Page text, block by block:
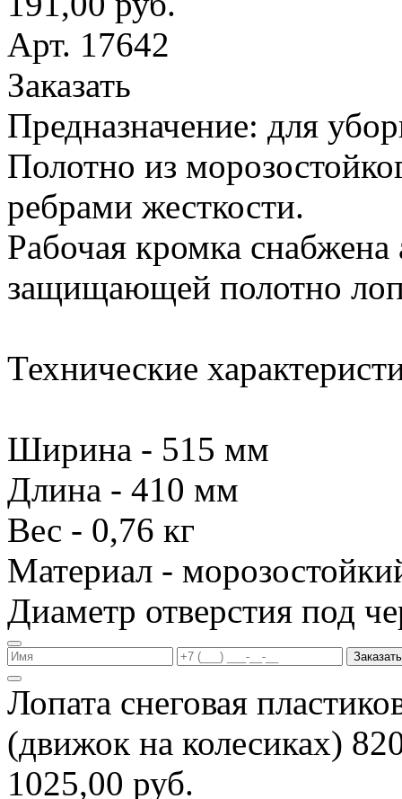
Арт. 17642
Заказать
Предназначение: для
Полотно из
ребрами жесткости.
Рабочая кромка
защищающей полотно
Технические
Ширина - 515 мм
Длина - 410 мм
Вес - 0,76 кг
Материал -
Диаметр отверстия под
Заказать
Лопата снеговая
(движок на колесиках)
1025,00 руб.